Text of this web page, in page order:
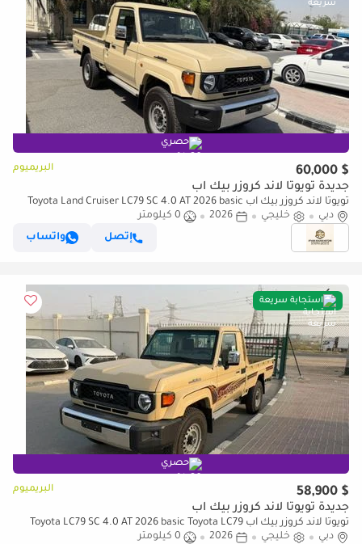
حصري
$ 60,000 البريميوم
جديدة تويوتا لاند كروزر بيك آب
تويوتا لاند كروزر بيك آب Toyota Land Cruiser LC79 SC 4.0 AT 2026 basic
Omani
دبي خليجي 2026
0 كيلومتر
إتصل
واتساب
استجابة سريعة
حصري
$ 58,900 البريميوم
جديدة تويوتا لاند كروزر بيك آب
تويوتا لاند كروزر بيك آب Toyota LC79 SC 4.0 AT 2026 basic Toyota LC79
4.0 AT 2026 Basic
دبي خليجي 2026
0 كيلومتر